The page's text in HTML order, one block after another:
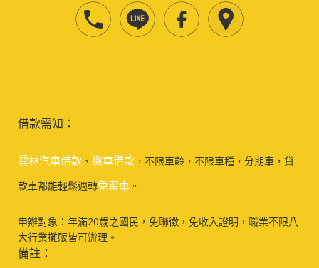
借款需知：
雲林汽車借款 、 機車借款 ，不限車齡，不限車種，分期車，貸
款車都能輕鬆週轉免留車 。
申辦對象：年滿20歲之國民，免聯徵，免收入證明，職業不限八
大行業攤販皆可辦理。
備註：